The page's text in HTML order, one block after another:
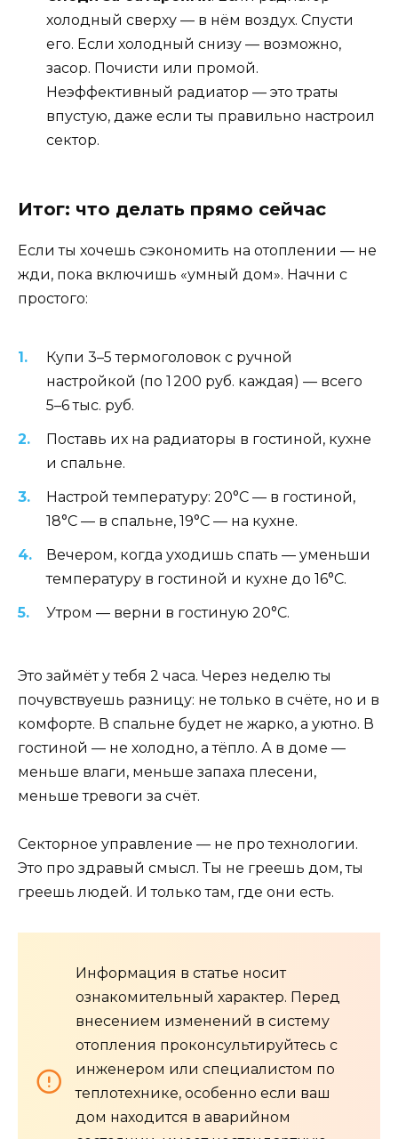
холодный сверху — в нём воздух. Спусти
его. Если холодный снизу — возможно,
засор. Почисти или промой.
Неэффективный радиатор — это траты
впустую, даже если ты правильно настроил
сектор.
Итог: что делать прямо сейчас
Если ты хочешь сэкономить на отоплении — не
жди, пока включишь «умный дом». Начни с
простого:
Купи 3–5 термоголовок с ручной
настройкой (по 1 200 руб. каждая) — всего
5–6 тыс. руб.
Поставь их на радиаторы в гостиной, кухне
и спальне.
Настрой температуру: 20°C — в гостиной,
18°C — в спальне, 19°C — на кухне.
Вечером, когда уходишь спать — уменьши
температуру в гостиной и кухне до 16°C.
Утром — верни в гостиную 20°C.
Это займёт у тебя 2 часа. Через неделю ты
почувствуешь разницу: не только в счёте, но и в
комфорте. В спальне будет не жарко, а уютно. В
гостиной — не холодно, а тёпло. А в доме —
меньше влаги, меньше запаха плесени,
меньше тревоги за счёт.
Секторное управление — не про технологии.
Это про здравый смысл. Ты не греешь дом, ты
греешь людей. И только там, где они есть.
Информация в статье носит
ознакомительный характер. Перед
внесением изменений в систему
отопления проконсультируйтесь с
инженером или специалистом по
теплотехнике, особенно если ваш
дом находится в аварийном